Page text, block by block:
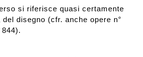
si riferisce quasi certamente
disegno (cfr. anche opere n°
844).